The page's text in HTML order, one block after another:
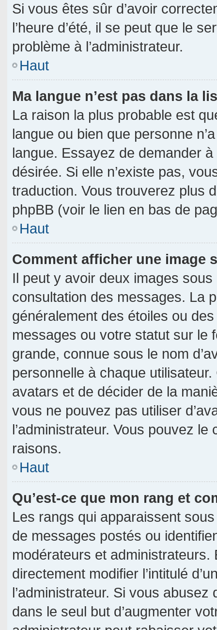
Si vous êtes sûr d’avoir
l’heure d’été, il se peut que le
problème à l’administrateur.
Haut
Ma langue n’est pas dans la
La raison la plus probable est
langue ou bien que personne
langue. Essayez de demander à
désirée. Si elle n’existe pas,
traduction. Vous trouverez plus
phpBB (voir le lien en bas de
Haut
Comment afficher une image
Il peut y avoir deux images
consultation des messages. La
généralement des étoiles ou
messages ou votre statut sur le
grande, connue sous le nom
personnelle à chaque utilisateur.
avatars et de décider de la
vous ne pouvez pas utiliser
l’administrateur. Vous pouvez
raisons.
Haut
Qu’est-ce que mon rang et
Les rangs qui apparaissent
de messages postés ou
modérateurs et
directement modifier l’intitulé
l’administrateur. Si vous
dans le seul but d’augmenter